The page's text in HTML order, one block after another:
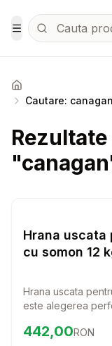
Sari la conținutul
Toggle Menu
Acasa
Cautare: canagan
Hrana uscata
cu somon 12
Hrana uscata
este alegerea
aceasta hrana
Preț: 442.00 RON
442,00RON